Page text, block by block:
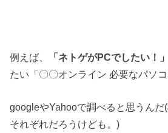
例えば、 「ネトゲがPCでしたい！」
たい「〇〇オンライン 必要なパソ
googleやYahooで調べると思うんだ
それぞれだろうけども。)